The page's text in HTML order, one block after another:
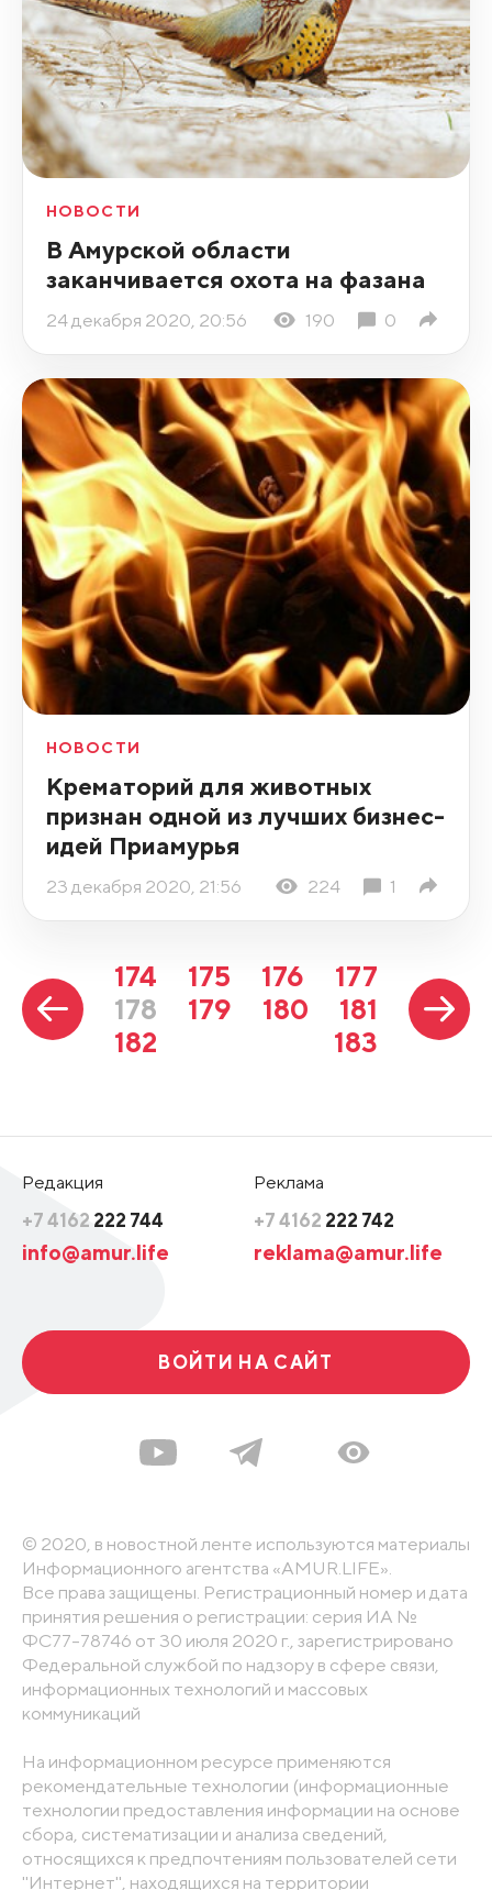
НОВОСТИ
В Амурской области
заканчивается охота на фазана
24 декабря 2020, 20:56 190 0
НОВОСТИ
Крематорий для животных
признан одной из лучших бизнес-
идей Приамурья
23 декабря 2020, 21:56 224 1
174 175 176
177
178
179 180
181
182
183
Редакция
+7 4162 222 744
info@amur.life
Реклама
+7 4162 222 742
reklama@amur.life
ВОЙТИ НА САЙТ
© 2020, в новостной ленте используются материалы
Информационного агентства «AMUR.LIFE».
Все права защищены. Регистрационный номер и дата
принятия решения о регистрации: серия ИА №
ФС77-78746 от 30 июля 2020 г., зарегистрировано
Федеральной службой по надзору в сфере связи,
информационных технологий и массовых
коммуникаций
На информационном ресурсе применяются
рекомендательные технологии (информационные
технологии предоставления информации на основе
сбора, систематизации и анализа сведений,
относящихся к предпочтениям пользователей сети
"Интернет", находящихся на территории